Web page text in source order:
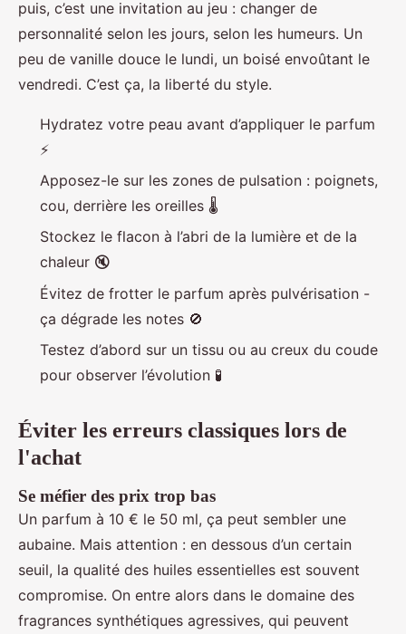
puis, c’est une invitation au jeu : changer de
personnalité selon les jours, selon les humeurs. Un
peu de vanille douce le lundi, un boisé envoûtant le
vendredi. C’est ça, la liberté du style.
Hydratez votre peau avant d’appliquer le parfum
⚡️
Apposez-le sur les zones de pulsation : poignets,
cou, derrière les oreilles 🌡️
Stockez le flacon à l’abri de la lumière et de la
chaleur 🔇
Évitez de frotter le parfum après pulvérisation -
ça dégrade les notes 🚫
Testez d’abord sur un tissu ou au creux du coude
pour observer l’évolution 🧪
Éviter les erreurs classiques lors de
l'achat
Se méfier des prix trop bas
Un parfum à 10 € le 50 ml, ça peut sembler une
aubaine. Mais attention : en dessous d’un certain
seuil, la qualité des huiles essentielles est souvent
compromise. On entre alors dans le domaine des
fragrances synthétiques agressives, qui peuvent